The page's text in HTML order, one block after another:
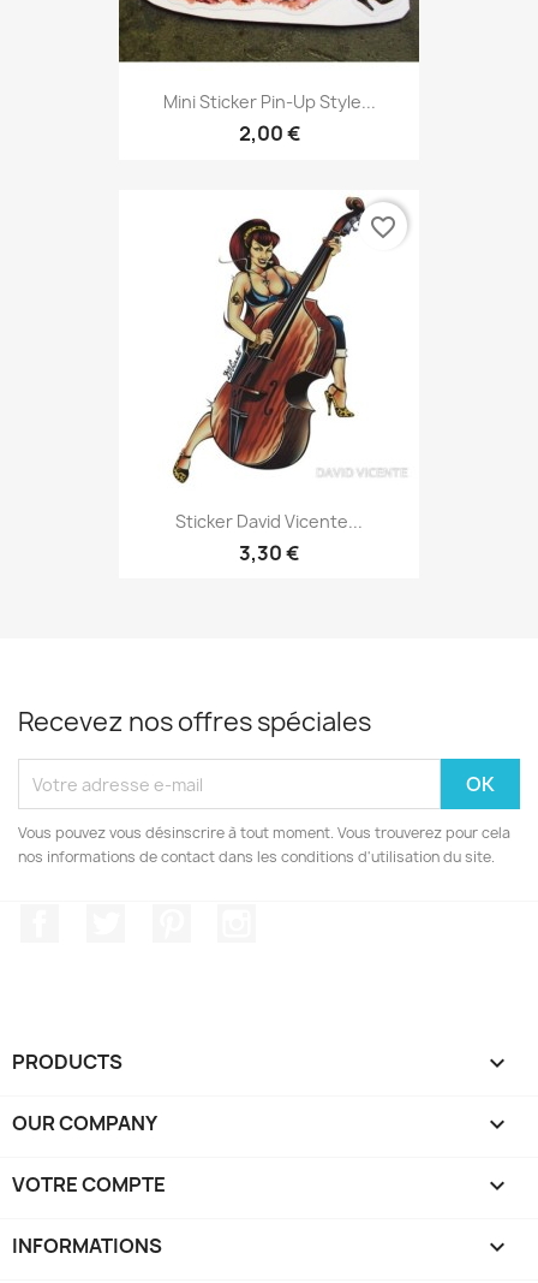
Mini Sticker Pin-Up Style...
2,00 €
Sticker David Vicente...
3,30 €
favorite_border
Recevez nos offres spéciales
Vous pouvez vous désinscrire à tout moment. Vous trouverez pour cela
nos informations de contact dans les conditions d'utilisation du site.
PRODUCTS 
OUR COMPANY 
VOTRE COMPTE 
INFORMATIONS keyboard_arrow_down